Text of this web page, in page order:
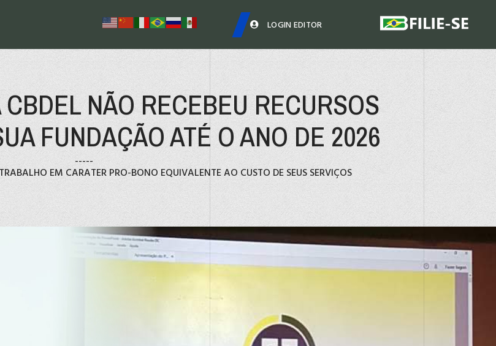
LOGIN EDITOR
NÃO RECEBEU RECURSOS
FUNDAÇÃO ATÉ O ANO DE 2026
-----
EM CARATER PRO-BONO EQUIVALENTE AO CUSTO DE SEUS SERVIÇOS